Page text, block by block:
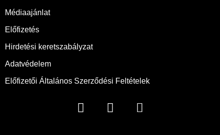
Médiaajánlat
Előfizetés
Hirdetési keretszabályzat
Adatvédelem
Előfizetői Általános Szerződési Feltételek